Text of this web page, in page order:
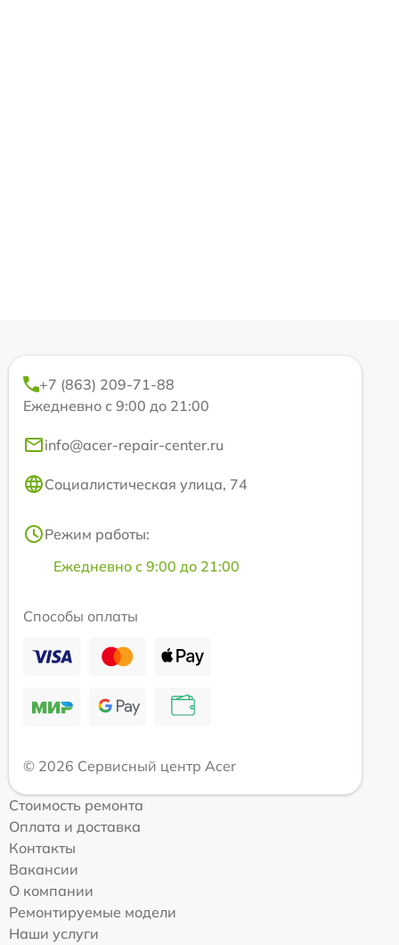
+7 (863) 209-71-88
Ежедневно с 9:00 до 21:00
info@acer-repair-center.ru
Социалистическая улица, 74
Режим работы:
Ежедневно с 9:00 до 21:00
Способы оплаты
© 2026 Сервисный центр Acer
Стоимость ремонта
Оплата и доставка
Контакты
Вакансии
О компании
Ремонтируемые модели
Наши услуги